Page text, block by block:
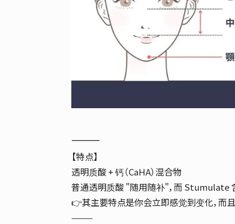
⸻
【特点】
透明质酸 + 钙（CaHA）混合物
普通透明质酸 "随用随补"，而 Stumulate
👉其主要特点是你会立即感觉到变化，而
⸻